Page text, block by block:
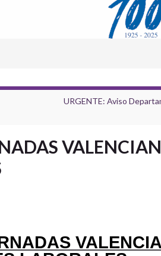
URGENTE: Aviso